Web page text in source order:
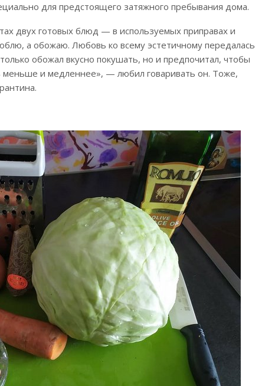
для предстоящего затяжного пребывания дома.
двух готовых блюд — в используемых приправах и
а обожаю. Любовь ко всему эстетичному передалась
обожал вкусно покушать, но и предпочитал, чтобы
меньше и медленнее», — любил говаривать он. Тоже,